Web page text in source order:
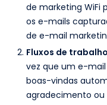
de marketing
os e-mails
de e-mail
Fluxos de
vez que um e-
boas-vindas
agradecimento ou